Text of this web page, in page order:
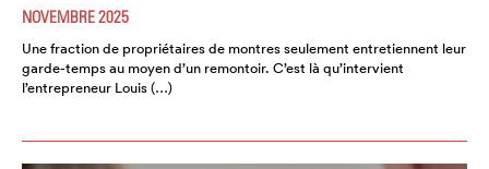
NOVEMBRE 2025
Une fraction de propriétaires de montres seulement entretiennent leur
garde-temps au moyen d’un remontoir. C’est là qu’intervient
l’entrepreneur Louis (…)